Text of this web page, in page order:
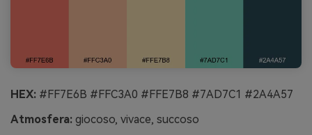
HEX: #FF7E6B #FFC3A0 #FFE7B8 #7AD7C1 #2A4A57
Atmosfera: giocoso, vivace, succoso